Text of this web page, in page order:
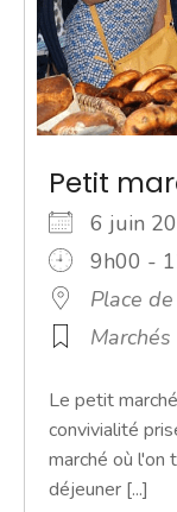
Petit
6 juin
9h00 -
Place
Marchés
Le petit
convivialité
marché où
déjeuner [...]